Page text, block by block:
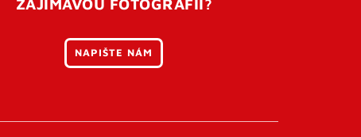
ZAJÍMAVOU FOTOGRAFII?
NAPIŠTE NÁM